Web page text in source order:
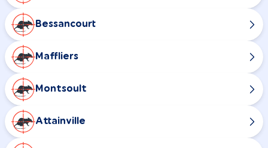
Bessancourt
Maffliers
Montsoult
Attainville